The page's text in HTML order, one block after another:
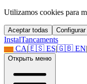
Utilizamos cookies para
Aceptar todas Configurar
InstalTancaments
CA|🇪🇸 ES|🇬🇧 EN
Открыть меню